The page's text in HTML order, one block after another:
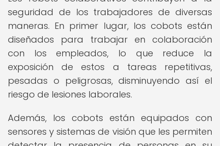
seguridad de los trabajadores de diversas
maneras. En primer lugar, los cobots están
diseñados para trabajar en colaboración
con los empleados, lo que reduce la
exposición de estos a tareas repetitivas,
pesadas o peligrosas, disminuyendo así el
riesgo de lesiones laborales.
Además, los cobots están equipados con
sensores y sistemas de visión que les permiten